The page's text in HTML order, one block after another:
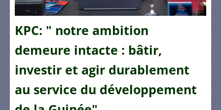
KPC: " notre ambition
demeure intacte : bâtir,
investir et agir durablement
au service du développement